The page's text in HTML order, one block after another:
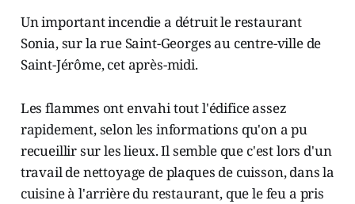
Un important incendie a détruit le restaurant
Sonia, sur la rue Saint-Georges au centre-ville de
Saint-Jérôme, cet après-midi.
Les flammes ont envahi tout l'édifice assez
rapidement, selon les informations qu'on a pu
recueillir sur les lieux. Il semble que c'est lors d'un
travail de nettoyage de plaques de cuisson, dans la
cuisine à l'arrière du restaurant, que le feu a pris